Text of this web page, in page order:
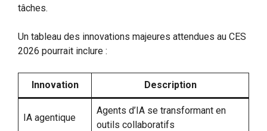
tâches.
Un tableau des innovations majeures attendues au CES
2026 pourrait inclure :
Innovation Description
IA agentique
Agents d’IA se transformant en
outils collaboratifs